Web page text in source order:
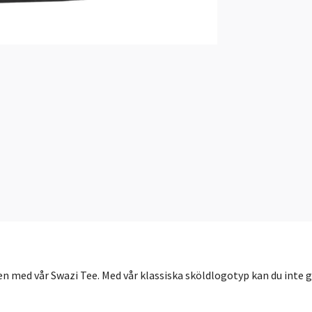
vår Swazi Tee. Med vår klassiska sköldlogotyp kan du inte